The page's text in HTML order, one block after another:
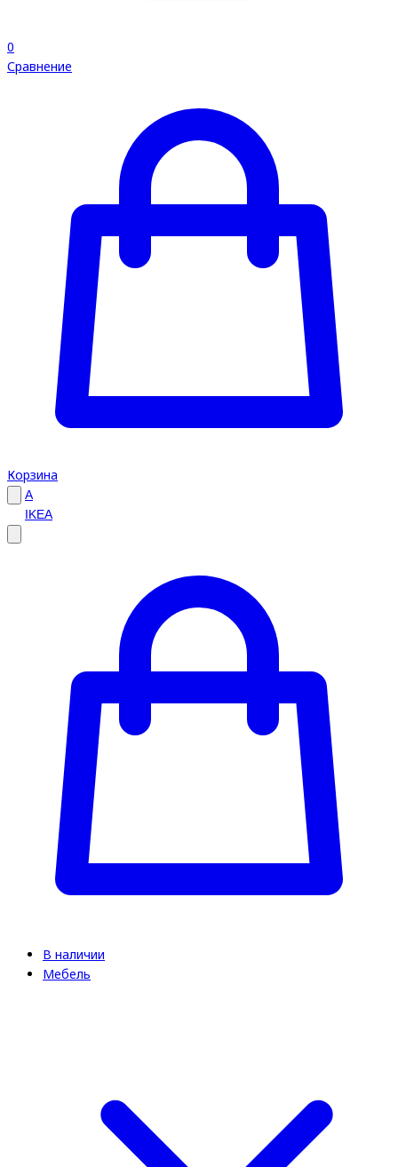
0
Сравнение
Корзина
A
IKEA
В наличии
Мебель